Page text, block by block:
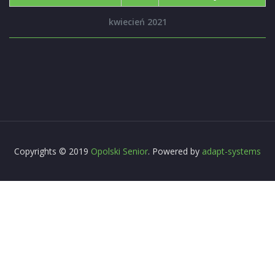
kwiecień 2021
Copyrights © 2019 Opolski Senior. Powered by adapt-systems